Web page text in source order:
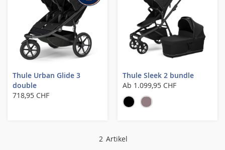
Thule Urban Glide 3
double
718,95 CHF
Thule Sleek 2 bundle
Ab 1.099,95 CHF
2 Artikel